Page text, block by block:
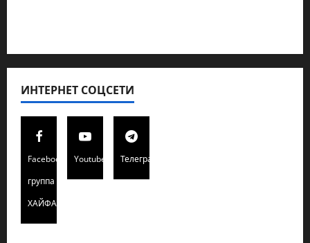
ИНТЕРНЕТ СОЦСЕТИ
Facebook
группа
ХАЙФАИНФО
Youtube Телеграмм